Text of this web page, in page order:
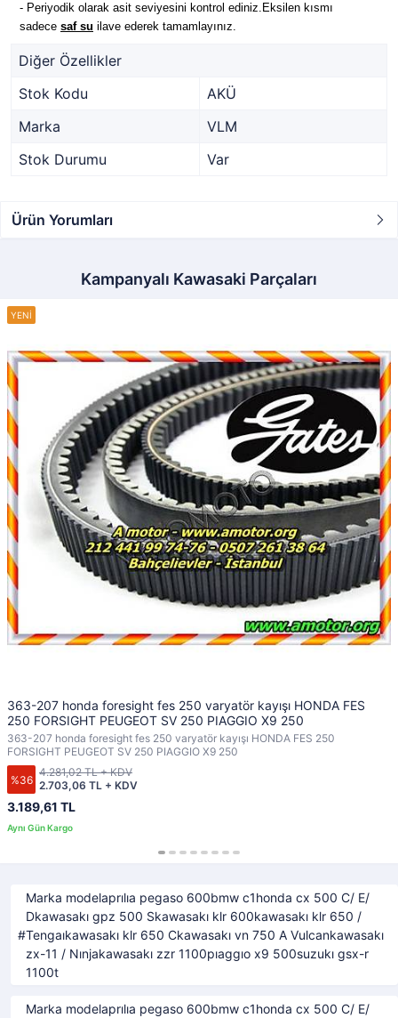
- Periyodik olarak asit seviyesini kontrol ediniz.Eksilen kısmı
sadece saf su ilave ederek tamamlayınız.
Diğer Özellikler
Stok Kodu
AKÜ
Marka
VLM
Stok Durumu
Var
Ürün Yorumları
Kampanyalı Kawasaki Parçaları
363-207 honda foresight fes 250 varyatör kayışı HONDA FES
250 FORSIGHT PEUGEOT SV 250 PIAGGIO X9 250
363-207 honda foresight fes 250 varyatör kayışı HONDA FES 250
FORSIGHT PEUGEOT SV 250 PIAGGIO X9 250
%36
3.189,61 TL
2.703,06 TL + KDV
4.281,02 TL + KDV
Marka modelaprılıa pegaso 600bmw c1honda cx 500 C/ E/
Dkawasakı gpz 500 Skawasakı klr 600kawasakı klr 650 /
Tengaıkawasakı klr 650 Ckawasakı vn 750 A Vulcankawasakı
zx-11 / Nınjakawasakı zzr 1100pıaggıo x9 500suzukı gsx-r
1100t
Marka modelaprılıa pegaso 600bmw c1honda cx 500 C/ E/